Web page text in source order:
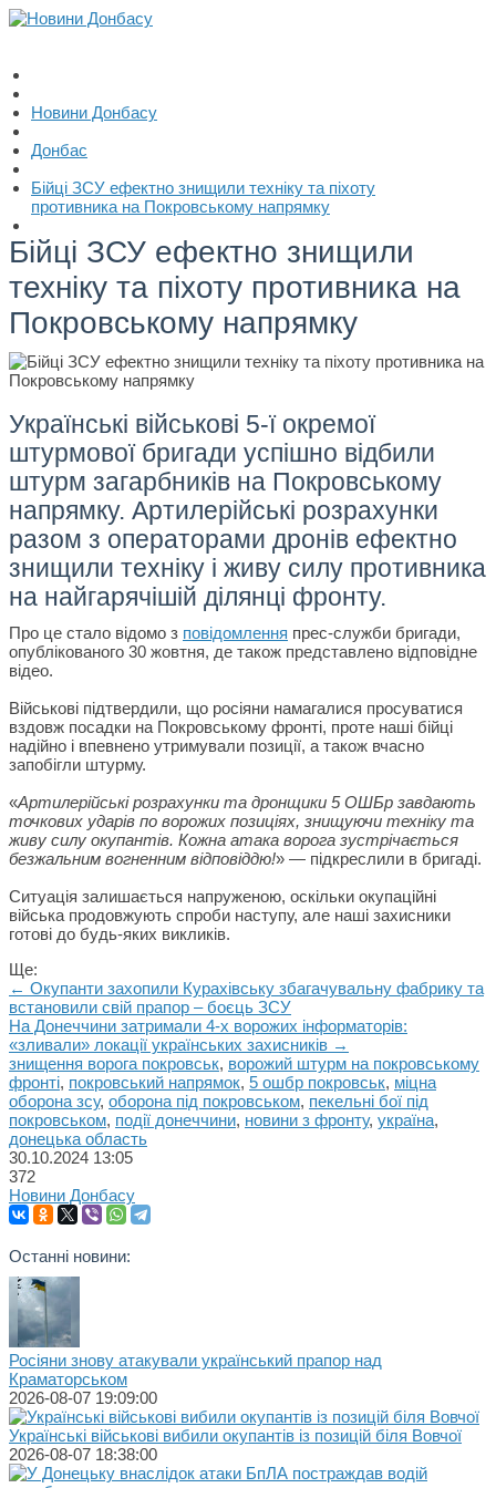
Новини Донбасу
Донбас
Бійці ЗСУ ефектно знищили техніку та піхоту
противника на Покровському напрямку
Бійці ЗСУ ефектно знищили
техніку та піхоту противника на
Покровському напрямку
Українські військові 5-ї окремої
штурмової бригади успішно відбили
штурм загарбників на Покровському
напрямку. Артилерійські розрахунки
разом з операторами дронів ефектно
знищили техніку і живу силу противника
на найгарячішій ділянці фронту.
Про це стало відомо з повідомлення прес-служби бригади,
опублікованого 30 жовтня, де також представлено відповідне
відео.
Військові підтвердили, що росіяни намагалися просуватися
вздовж посадки на Покровському фронті, проте наші бійці
надійно і впевнено утримували позиції, а також вчасно
запобігли штурму.
«Артилерійські розрахунки та дронщики 5 ОШБр завдають
точкових ударів по ворожих позиціях, знищуючи техніку та
живу силу окупантів. Кожна атака ворога зустрічається
безжальним вогненним відповіддю!» — підкреслили в бригаді.
Ситуація залишається напруженою, оскільки окупаційні
війська продовжують спроби наступу, але наші захисники
готові до будь-яких викликів.
Ще:
← Окупанти захопили Курахівську збагачувальну фабрику та
встановили свій прапор – боєць ЗСУ
На Донеччини затримали 4-х ворожих інформаторів:
«зливали» локації українських захисників →
знищення ворога покровськ, ворожий штурм на покровському
фронті, покровський напрямок, 5 ошбр покровськ, міцна
оборона зсу, оборона під покровськом, пекельні бої під
покровськом, події донеччини, новини з фронту, україна,
донецька область
30.10.2024 13:05
372
Новини Донбасу
Останні новини:
Росіяни знову атакували український прапор над
Краматорськом
2026-08-07 19:09:00
Українські військові вибили окупантів із позицій біля Вовчої
2026-08-07 18:38:00